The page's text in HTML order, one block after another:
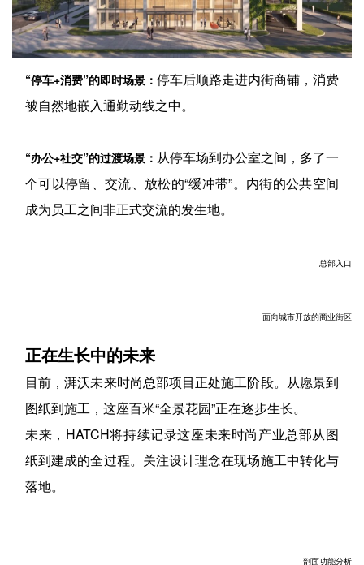
“停车+消费”的即时场景： 停车后顺路走进内街商铺，消费
被自然地嵌入通勤动线之中。
“办公+社交”的过渡场景： 从停车场到办公室之间，多了一
个可以停留、交流、放松的“缓冲带”。内街的公共空间
成为员工之间非正式交流的发生地。